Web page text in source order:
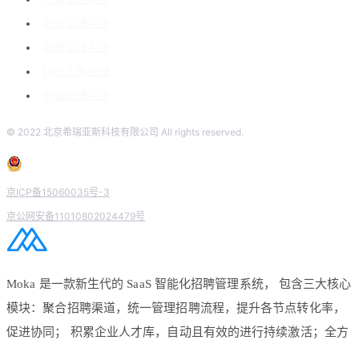
© 2022 北京希瑞亚斯科技有限公司 All rights reserved.
京ICP备15060035号-3
京公网安备11010802024479号
Moka 是一款新生代的 SaaS 智能化招聘管理系统， 包含三大核心
模块：聚合招聘渠道，统一管理招聘流程，提升各节点转化率，
促进协同； 积累企业人才库，自动且有效的进行持续激活；全方